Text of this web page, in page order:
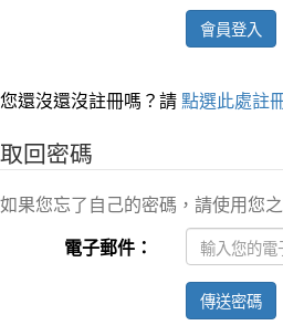
會員登入
您還沒還沒註冊嗎？請點選此處註
取回密碼
如果您忘了自己的密碼，請使用您
電子郵件：
傳送密碼